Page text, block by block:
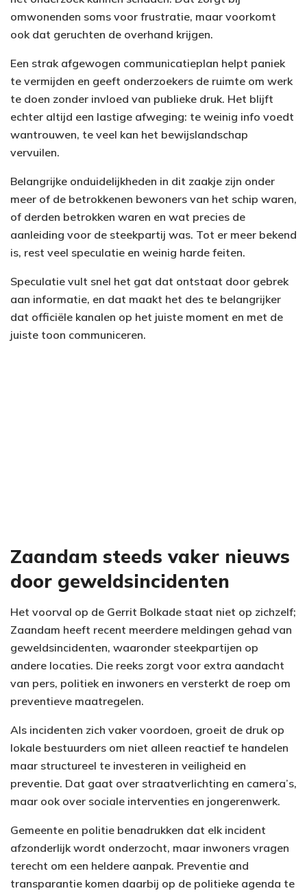
omwonenden soms voor frustratie, maar voorkomt
ook dat geruchten de overhand krijgen.
Een strak afgewogen communicatieplan helpt paniek
te vermijden en geeft onderzoekers de ruimte om werk
te doen zonder invloed van publieke druk. Het blijft
echter altijd een lastige afweging: te weinig info voedt
wantrouwen, te veel kan het bewijslandschap
vervuilen.
Belangrijke onduidelijkheden in dit zaakje zijn onder
meer of de betrokkenen bewoners van het schip waren,
of derden betrokken waren en wat precies de
aanleiding voor de steekpartij was. Tot er meer bekend
is, rest veel speculatie en weinig harde feiten.
Speculatie vult snel het gat dat ontstaat door gebrek
aan informatie, en dat maakt het des te belangrijker
dat officiële kanalen op het juiste moment en met de
juiste toon communiceren.
Zaandam steeds vaker nieuws
door geweldsincidenten
Het voorval op de Gerrit Bolkade staat niet op zichzelf;
Zaandam heeft recent meerdere meldingen gehad van
geweldsincidenten, waaronder steekpartijen op
andere locaties. Die reeks zorgt voor extra aandacht
van pers, politiek en inwoners en versterkt de roep om
preventieve maatregelen.
Als incidenten zich vaker voordoen, groeit de druk op
lokale bestuurders om niet alleen reactief te handelen
maar structureel te investeren in veiligheid en
preventie. Dat gaat over straatverlichting en camera’s,
maar ook over sociale interventies en jongerenwerk.
Gemeente en politie benadrukken dat elk incident
afzonderlijk wordt onderzocht, maar inwoners vragen
terecht om een heldere aanpak. Preventie and
transparantie komen daarbij op de politieke agenda te